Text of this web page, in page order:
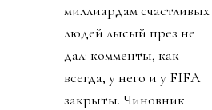
миллиардам счастливых
людей лысый през не
дал: комменты, как
всегда, у него и у FIFA
закрыты. Чиновник